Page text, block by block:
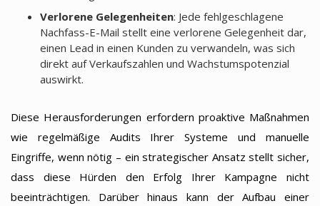
Verlorene Gelegenheiten: Jede fehlgeschlagene
Nachfass-E-Mail stellt eine verlorene Gelegenheit dar,
einen Lead in einen Kunden zu verwandeln, was sich
direkt auf Verkaufszahlen und Wachstumspotenzial
auswirkt.
Diese Herausforderungen erfordern proaktive Maßnahmen
wie regelmäßige Audits Ihrer Systeme und manuelle
Eingriffe, wenn nötig – ein strategischer Ansatz stellt sicher,
dass diese Hürden den Erfolg Ihrer Kampagne nicht
beeinträchtigen. Darüber hinaus kann der Aufbau einer